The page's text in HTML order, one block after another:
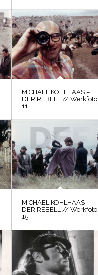
MICHAEL KOHLHAAS –
DER REBELL // Werkfoto
11
MICHAEL KOHLHAAS –
DER REBELL // Werkfoto
15